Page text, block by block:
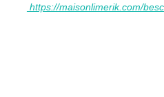
https://maisonlimerik.com/